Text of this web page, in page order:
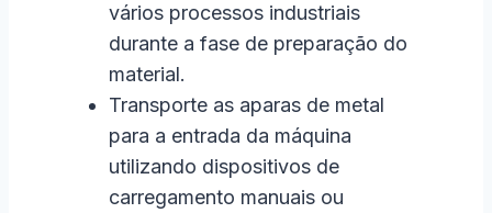
vários processos industriais
durante a fase de preparação do
material.
Transporte as aparas de metal
para a entrada da máquina
utilizando dispositivos de
carregamento manuais ou